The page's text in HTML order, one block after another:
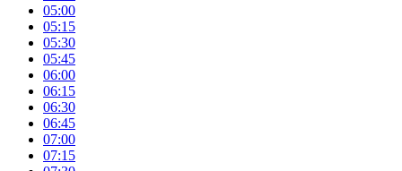
05:00
05:15
05:30
05:45
06:00
06:15
06:30
06:45
07:00
07:15